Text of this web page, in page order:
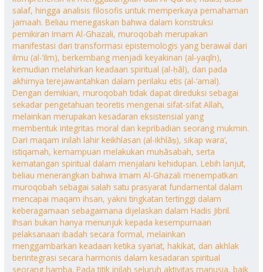
salaf, hingga analisis filosofis untuk memperkaya pemahaman
jamaah. Beliau menegaskan bahwa dalam konstruksi
pemikiran Imam Al-Ghazali, muroqobah merupakan
manifestasi dari transformasi epistemologis yang berawal dari
ilmu (al-‘ilm), berkembang menjadi keyakinan (al-yaqīn),
kemudian melahirkan keadaan spiritual (al-ḥāl), dan pada
akhirnya terejawantahkan dalam perilaku etis (al-‘amal).
Dengan demikian, muroqobah tidak dapat direduksi sebagai
sekadar pengetahuan teoretis mengenai sifat-sifat Allah,
melainkan merupakan kesadaran eksistensial yang
membentuk integritas moral dan kepribadian seorang mukmin.
Dari maqam inilah lahir keikhlasan (al-ikhlāṣ), sikap wara’,
istiqamah, kemampuan melakukan muḥāsabah, serta
kematangan spiritual dalam menjalani kehidupan. Lebih lanjut,
beliau menerangkan bahwa Imam Al-Ghazali menempatkan
muroqobah sebagai salah satu prasyarat fundamental dalam
mencapai maqam ihsan, yakni tingkatan tertinggi dalam
keberagamaan sebagaimana dijelaskan dalam Hadis Jibril.
Ihsan bukan hanya menunjuk kepada kesempurnaan
pelaksanaan ibadah secara formal, melainkan
menggambarkan keadaan ketika syariat, hakikat, dan akhlak
berintegrasi secara harmonis dalam kesadaran spiritual
seorang hamba. Pada titik inilah seluruh aktivitas manusia, baik